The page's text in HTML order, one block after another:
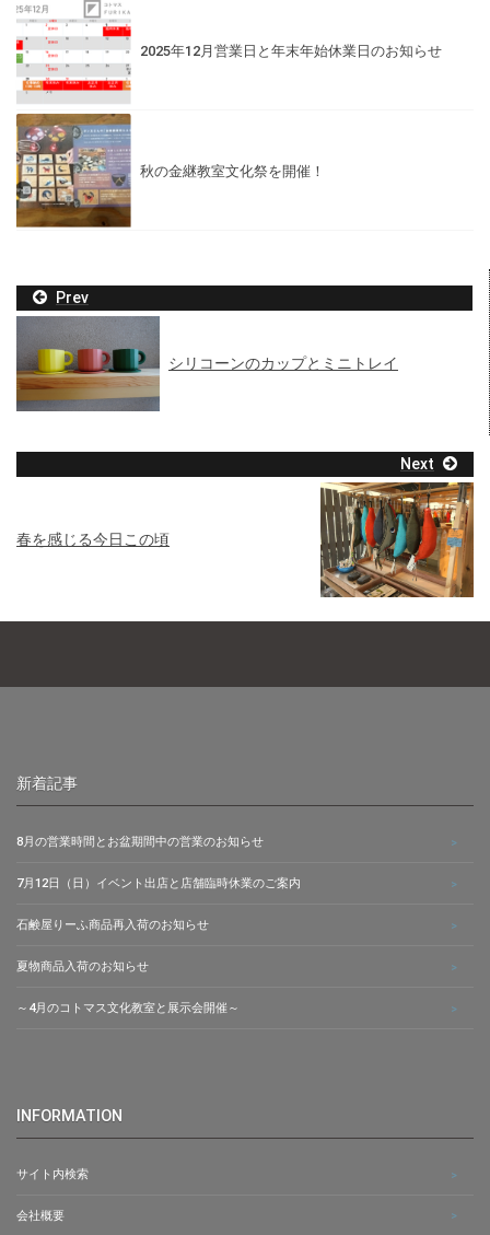
2025年12月営業日と年末年始休業日のお知らせ
秋の金継教室文化祭を開催！
Prev
シリコーンのカップとミニトレイ
Next
春を感じる今日この頃
新着記事
8月の営業時間とお盆期間中の営業のお知らせ
7月12日（日）イベント出店と店舗臨時休業のご案内
石鹸屋りーふ商品再入荷のお知らせ
夏物商品入荷のお知らせ
～4月のコトマス文化教室と展示会開催～
INFORMATION
サイト内検索
会社概要